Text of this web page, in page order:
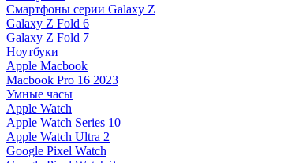
Смартфоны серии Galaxy Z
Galaxy Z Fold 6
Galaxy Z Fold 7
Ноутбуки
Apple Macbook
Macbook Pro 16 2023
Умные часы
Apple Watch
Apple Watch Series 10
Apple Watch Ultra 2
Google Pixel Watch